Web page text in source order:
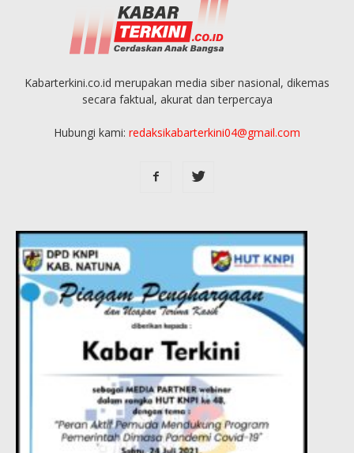
Kabarterkini.co.id merupakan media siber nasional, dikemas
secara faktual, akurat dan terpercaya
Hubungi kami: redaksikabarterkini04@gmail.com